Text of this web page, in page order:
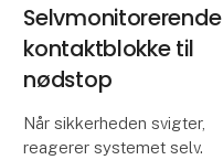
Selvmonitorerende
kontaktblokke til
nødstop
Når sikkerheden svigter,
reagerer systemet selv.